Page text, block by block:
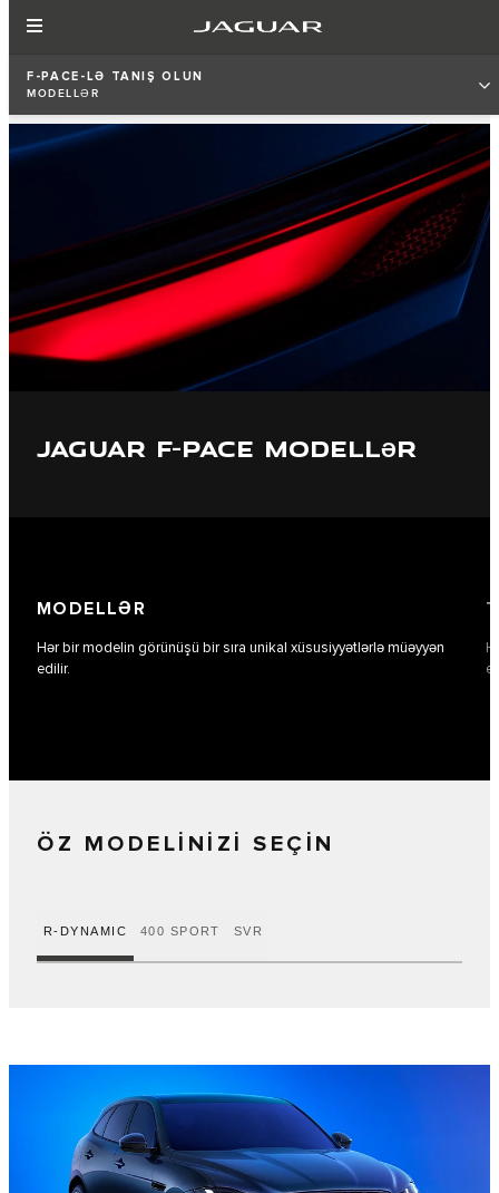
F-PACE-LƏ TANIŞ OLUN
MODELLƏR
JAGUAR F-PACE MODELLƏR
MODELLƏR
Hər bir modelin görünüşü bir sıra unikal xüsusiyyətlərlə müəyyən
edilir.
ÖZ MODELİNİZİ SEÇİN
R-DYNAMIC 400 SPORT SVR